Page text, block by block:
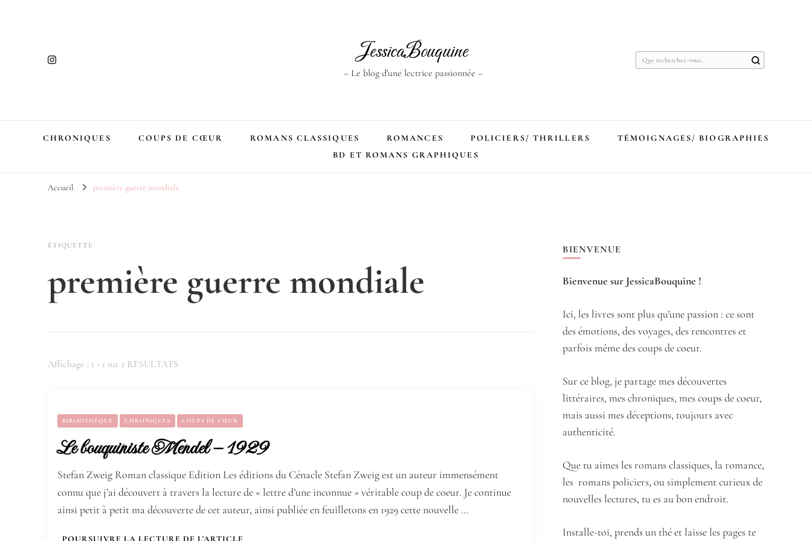
JessicaBouquine
– Le blog d'une lectrice passionnée –
Vous
CHRONIQUES COUPS DE CŒUR ROMANS CLASSIQUES ROMANCES POLICIERS/ THRILLERS
TÉMOIGNAGES/ BIOGRAPHIES
BD ET ROMANS GRAPHIQUES
Accueil première guerre mondiale
ÉTIQUETTE
première guerre mondiale
Affichage : 1 - 1 sur 1 RÉSULTATS
BIBLIOTHÈQUE CHRONIQUES COUPS DE CŒUR
Le bouquiniste Mendel – 1929
Stefan Zweig Roman classique Edition Les éditions du Cénacle Stefan Zweig est un auteur immensément
connu que j’ai découvert à travers la lecture de « lettre d’une inconnue » véritable coup de coeur. Je continue
ainsi petit à petit ma découverte de cet auteur, ainsi publiée en feuilletons en 1929 cette nouvelle …
POURSUIVRE LA LECTURE DE L'ARTICLE
BIENVENUE
Bienvenue sur JessicaBouquine !
Ici, les livres sont plus qu’une passion : ce sont
des émotions, des voyages, des rencontres et
parfois même des coups de coeur.
Sur ce blog, je partage mes découvertes
littéraires, mes chroniques, mes coups de coeur,
mais aussi mes déceptions, toujours avec
authenticité.
Que tu aimes les romans classiques, la romance,
les romans policiers, ou simplement curieux de
nouvelles lectures, tu es au bon endroit.
Installe-toi, prends un thé et laisse les pages te